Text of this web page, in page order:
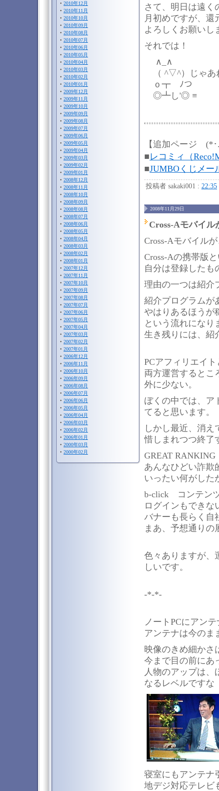
2010年12月
2010年11月
2010年10月
2010年09月
2010年08月
2010年07月
2010年06月
2010年05月
2010年04月
2010年03月
2010年02月
2010年01月
2009年12月
2009年11月
2009年10月
2009年09月
2009年08月
2009年07月
2009年06月
2009年05月
2009年04月
2009年03月
2009年02月
2009年01月
2008年12月
2008年11月
2008年10月
2008年09月
2008年08月
2008年07月
2008年06月
2008年05月
2008年04月
2008年03月
2008年02月
2008年01月
2007年12月
2007年11月
2007年10月
2007年09月
2007年08月
2007年07月
2007年06月
2007年05月
2007年04月
2007年03月
2007年02月
2007年01月
2006年12月
2006年11月
2006年10月
2006年09月
2006年08月
2006年07月
2006年06月
2006年05月
2006年04月
2006年03月
2006年02月
2006年01月
2000年03月
2000年02月
さて、明日は遠く
月初めですが、還
よろしくお願いし
それでは！
∧_∧
（ ^▽^）じゃあ
ｏ┳ ﾉつ
◎┻し'◎ ≡
【追加ページ (*･
■レコミィ（
■JUMBOくじメー
投稿者 sakaki001 : 22:35
2008年11月29日
Cross-Aモバイル
Cross-Aモバイル
Cross-Aの携帯版
自分は登録したも
理由の一つは紹介
紹介プログラムが
やはりあるほう
という流れになり
生き残りには、紹
PCアフィリエイ
両方運営するとこ
外に少ない。
ぼくの中では、ア
てると思います。
しかし最近、消え
惜しまれつつ終了
GREAT
あんなひどい詐欺
いったい何がした
b-click コンテン
ログインもできな
バナーも長らく自
まあ、予想通りの
色々ありますが、
しいです。
-*-*-
ノートPCにアン
アンテナは今のま
映像のきめ細かさ
今まで目の前にあ
人物のアップは
なるレベルですな
寝室にもアンテナ
地デジ対応テレビ